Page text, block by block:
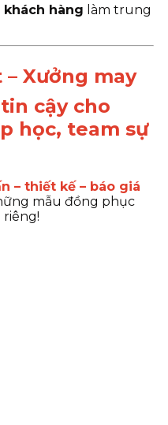
hàng làm trung
Xưởng may
cậy cho
học, team sự
– thiết kế – báo giá
mẫu đồng phục
riêng!